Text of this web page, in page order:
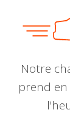
Notre
prend